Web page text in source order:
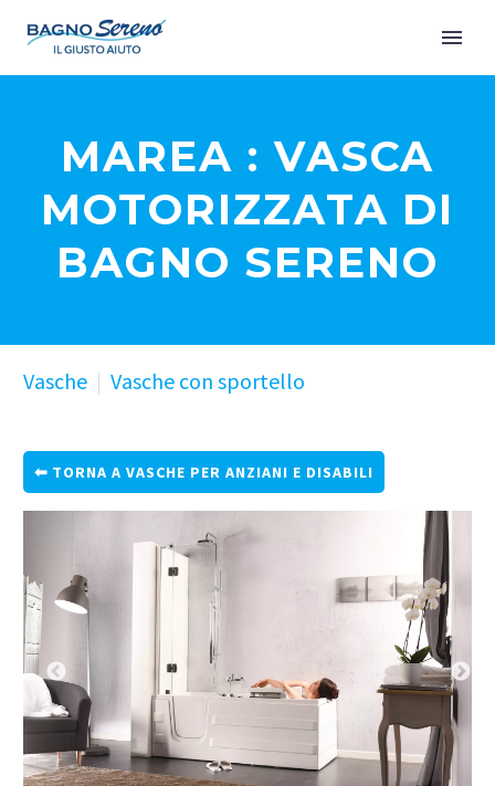
MAREA : VASCA
MOTORIZZATA DI
BAGNO SERENO
Vasche Vasche con sportello
TORNA A VASCHE PER ANZIANI E DISABILI